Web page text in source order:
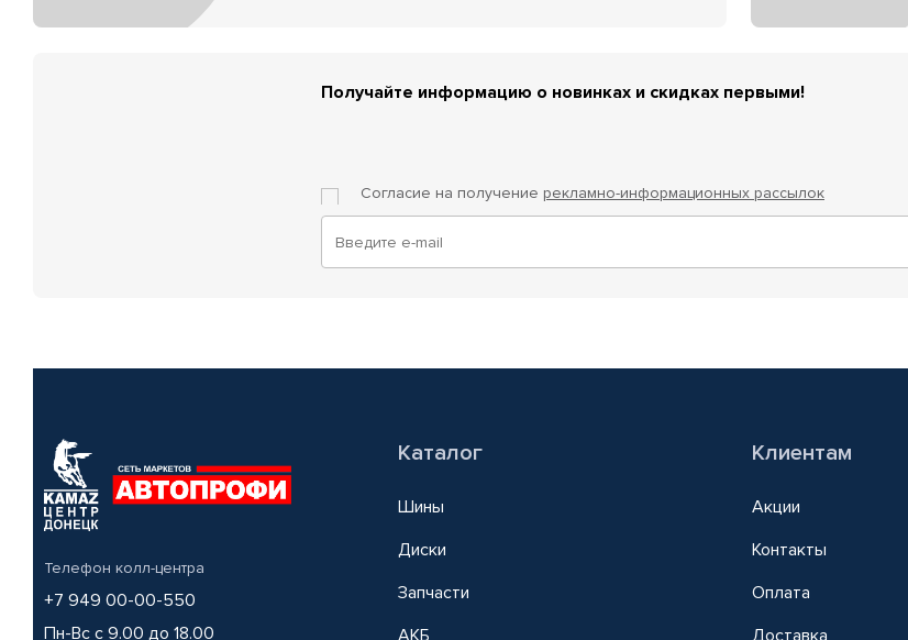
Получайте информацию о новинках и скидках первыми!
Согласие на получение рекламно-информационных рассылок
Телефон колл-центра
+7 949 00-00-550
Пн-Вс с 9.00 до 18.00
Каталог
Шины
Диски
Запчасти
АКБ
Клиентам
Акции
Контакты
Оплата
Доставка